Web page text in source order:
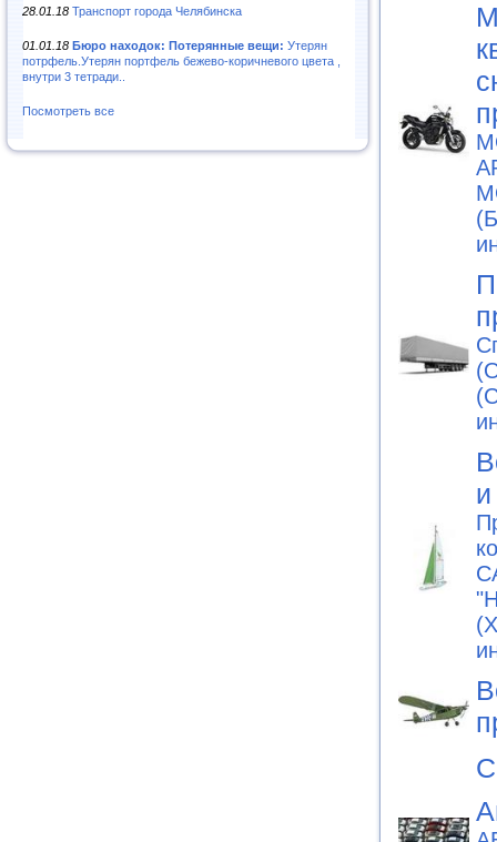
28.01.18 Транспорт города Челябинска
01.01.18 Бюро находок: Потерянные вещи: Утерян
потрфель.Утерян портфель бежево-коричневого цвета ,
внутри 3 тетради..
Посмотреть все